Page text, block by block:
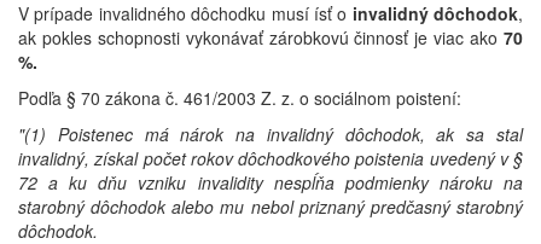
V prípade invalidného dôchodku musí ísť o invalidný dôchodok,
ak pokles schopnosti vykonávať zárobkovú činnosť je viac ako 70
%.
Podľa § 70 zákona č. 461/2003 Z. z. o sociálnom poistení:
"(1) Poistenec má nárok na invalidný dôchodok, ak sa stal
invalidný, získal počet rokov dôchodkového poistenia uvedený v §
72 a ku dňu vzniku invalidity nespĺňa podmienky nároku na
starobný dôchodok alebo mu nebol priznaný predčasný starobný
dôchodok.